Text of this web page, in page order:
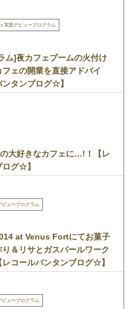
実践デビュープログラム
ム]夜カフェブームの火付け
ェの開業を直接アドバイ
タンブログ☆】
大好きなカフェに…!！【レ
ログ☆】
ビュープログラム
at Venus Fortにてお菓子
＆リサとガスパールワーク
コールバンタンブログ☆】
ビュープログラム